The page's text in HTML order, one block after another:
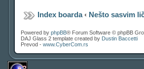
Index boarda‹ Nešto sasvim
Powered by phpBB® Forum Software © phpBB
DAJ Glass 2 template created by Dustin Baccetti
Prevod - www.CyberCom.rs